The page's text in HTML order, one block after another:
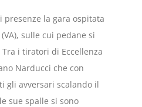
presenze la gara ospitata
sulle cui pedane si
i tiratori di Eccellenza
Narducci che con
gli avversari scalando il
sue spalle si sono